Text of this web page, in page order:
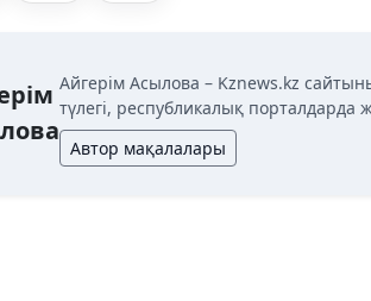
Айгерім Асылова – Kznews.kz
түлегі, республикалық порталдарда
Автор мақалалары